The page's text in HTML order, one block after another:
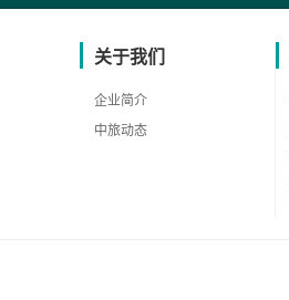
关于我们
企业简介
中旅动态